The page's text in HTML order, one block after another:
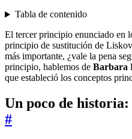
Tabla de contenido
El tercer principio enunciado en
principio de sustitución de
más importante, ¿vale la pena
principio, hablemos de Barbara
que estableció los conceptos
Un poco de
#